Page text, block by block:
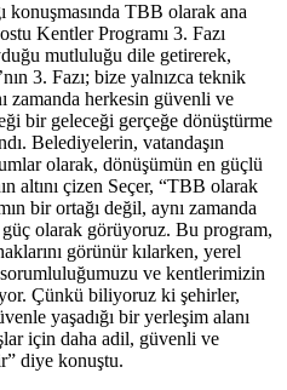
konuşmasında TBB olarak ana
Kentler Programı 3. Fazı
mutluluğu dile getirerek,
3. Fazı; bize yalnızca teknik
zamanda herkesin güvenli ve
bir geleceği gerçeğe dönüştürme
Belediyelerin, vatandaşın
olarak, dönüşümün en güçlü
altını çizen Seçer, “TBB olarak
bir ortağı değil, aynı zamanda
olarak görüyoruz. Bu program,
görünür kılarken, yerel
sorumluluğumuzu ve kentlerimizin
Çünkü biliyoruz ki şehirler,
yaşadığı bir yerleşim alanı
için daha adil, güvenli ve
diye konuştu.